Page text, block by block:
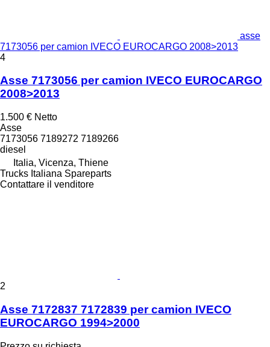
asse
7173056 per camion IVECO EUROCARGO 2008>2013
4
Asse 7173056 per camion IVECO EUROCARGO
2008>2013
1.500 € Netto
Asse
7173056 7189272 7189266
diesel
Italia, Vicenza, Thiene
Trucks Italiana Spareparts
Contattare il venditore
2
Asse 7172837 7172839 per camion IVECO
EUROCARGO 1994>2000